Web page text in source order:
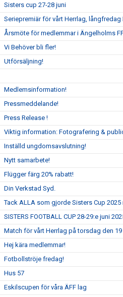
Sisters cup 27-28 juni
Seriepremiär för vårt Herrlag, långfredag
Årsmöte för medlemmar i Ängelholms
Vi Behöver bli fler!
Utförsäljning!
Medlemsinformation!
Pressmeddelande!
Press Release !
Viktig information: Fotografering &
Inställd ungdomsavslutning!
Nytt samarbete!
Flügger färg 20% rabatt!
Din Verkstad Syd.
Tack ALLA som gjorde Sisters Cup
SISTERS FOOTBALL CUP 28-29:e juni
Match för vårt Herrlag på torsdag den 19
Hej kära medlemmar!
Fotbollströje fredag!
Hus 57
Eskilscupen för våra ÄFF lag